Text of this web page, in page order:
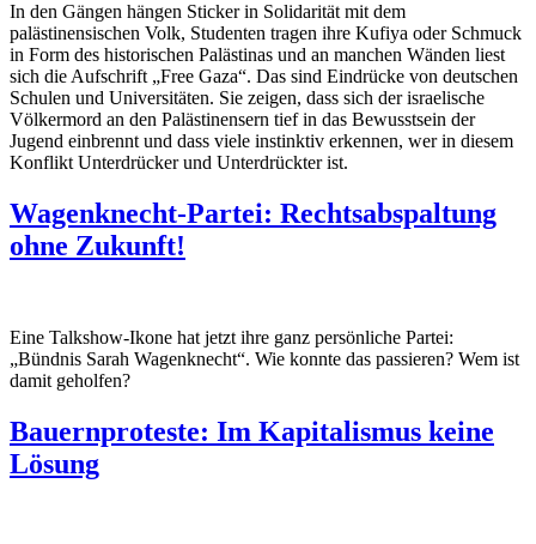
In den Gängen hängen Sticker in Solidarität mit dem
palästinensischen Volk, Studenten tragen ihre Kufiya oder Schmuck
in Form des historischen Palästinas und an manchen Wänden liest
sich die Aufschrift „Free Gaza“. Das sind Eindrücke von deutschen
Schulen und Universitäten. Sie zeigen, dass sich der israelische
Völkermord an den Palästinensern tief in das Bewusstsein der
Jugend einbrennt und dass viele instinktiv erkennen, wer in diesem
Konflikt Unterdrücker und Unterdrückter ist.
Wagenknecht-Partei: Rechtsabspaltung
ohne Zukunft!
Eine Talkshow-Ikone hat jetzt ihre ganz persönliche Partei:
„Bündnis Sarah Wagenknecht“. Wie konnte das passieren? Wem ist
damit geholfen?
Bauernproteste: Im Kapitalismus keine
Lösung